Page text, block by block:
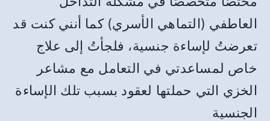
العاطفي (التماهي الأسري)كما أنني كنت قد
تعرضتُ لإساءة جنسية، فلجأتُ إلى علاج
خاص لمساعدتي في التعامل مع مشاعر
الخزي التي حملتها لعقود بسبب تلك الإساءة
الجنسية